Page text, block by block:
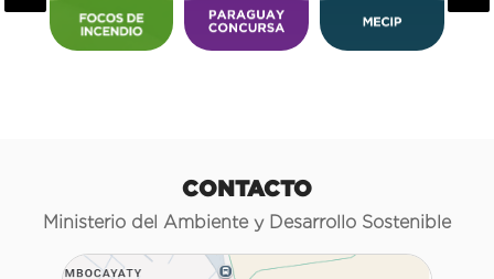
CONTACTO
Ministerio del Ambiente y Desarrollo Sostenible